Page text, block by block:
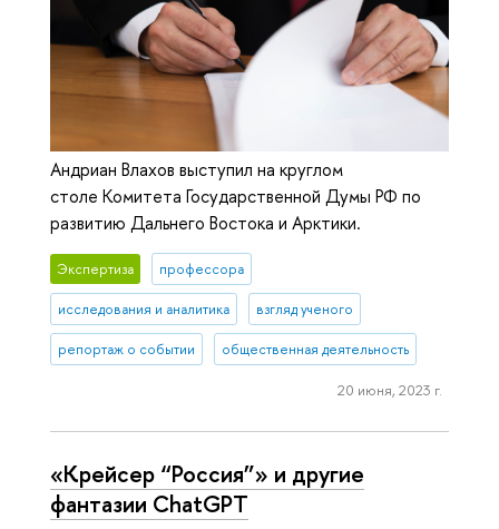
Андриан Влахов выступил на круглом
столе Комитета Государственной Думы РФ по
развитию Дальнего Востока и Арктики.
Экспертиза профессора
исследования и аналитика взгляд ученого
репортаж о событии общественная деятельность
20 июня, 2023 г.
«Крейсер “Россия”» и другие
фантазии ChatGPT